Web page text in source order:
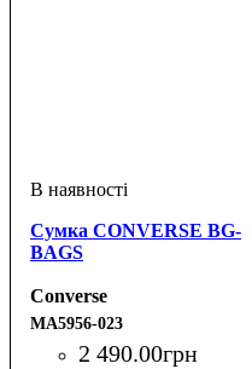
Сумка CONVERSE BG-
BAGS
Converse
MA5956-023
2 490.00грн